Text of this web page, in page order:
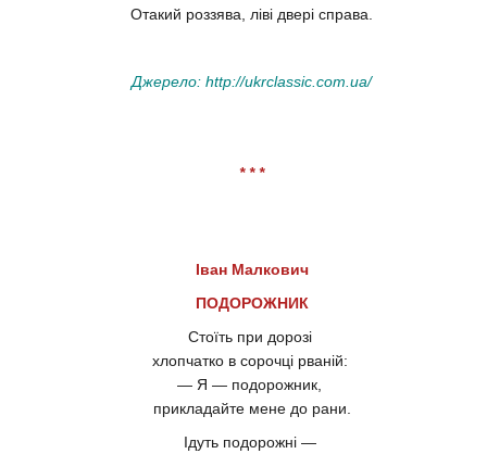
Отакий роззява, ліві двері справа.
Джерело: http://ukrclassic.com.ua/
* * *
Іван Малкович
ПОДОРОЖНИК
Стоїть при дорозі
хлопчатко в сорочці рваній:
— Я — подорожник,
прикладайте мене до рани.
Ідуть подорожні —